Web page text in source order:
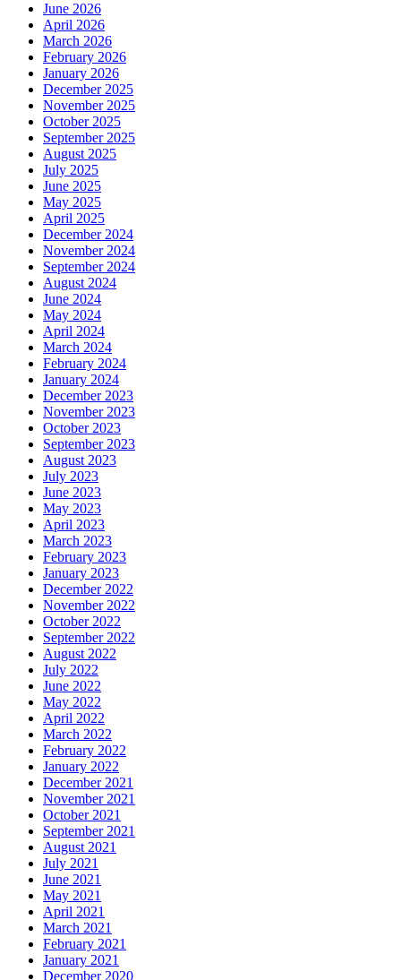
June 2026
April 2026
March 2026
February 2026
January 2026
December 2025
November 2025
October 2025
September 2025
August 2025
July 2025
June 2025
May 2025
April 2025
December 2024
November 2024
September 2024
August 2024
June 2024
May 2024
April 2024
March 2024
February 2024
January 2024
December 2023
November 2023
October 2023
September 2023
August 2023
July 2023
June 2023
May 2023
April 2023
March 2023
February 2023
January 2023
December 2022
November 2022
October 2022
September 2022
August 2022
July 2022
June 2022
May 2022
April 2022
March 2022
February 2022
January 2022
December 2021
November 2021
October 2021
September 2021
August 2021
July 2021
June 2021
May 2021
April 2021
March 2021
February 2021
January 2021
December 2020